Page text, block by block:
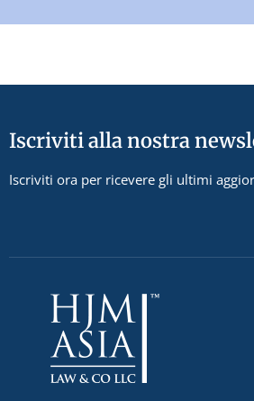
Iscriviti alla nostra
Iscriviti ora per ricevere gli ultimi